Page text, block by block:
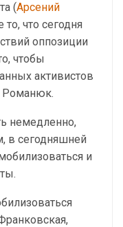
(Арсений
то, что сегодня
оппозиции
чтобы
активистов
Романюк.
немедленно,
в сегодняшней
и